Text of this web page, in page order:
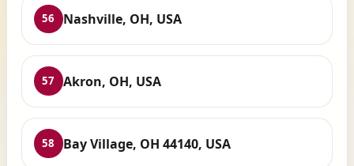
56 Nashville, OH, USA
57 Akron, OH, USA
58 Bay Village, OH 44140, USA